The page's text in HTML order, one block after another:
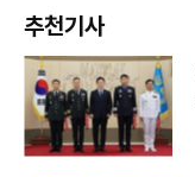
추천기사